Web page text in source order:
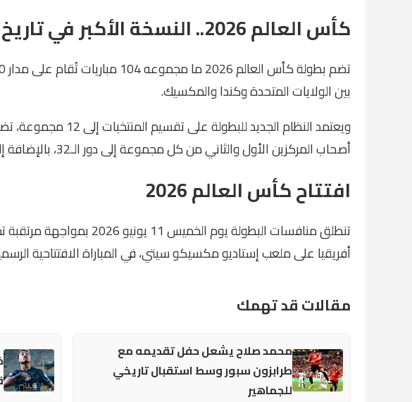
كأس العالم 2026.. النسخة الأكبر في تاريخ المونديال
بين الولايات المتحدة وكندا والمكسيك.
ويعتمد النظام الجديد
أصحاب المركزين الأول والثاني من كل مجموعة إلى دور الـ32، بالإضافة إلى أفضل 8 منتخبات تحتل المركز الثالث.
افتتاح كأس العالم 2026
تنطلق منافسات البطولة يوم
أفريقيا على ملعب إستاديو مكسيكو سيتي، في المباراة الافتتاحية
مقالات قد تهمك
محمد صلاح يشعل حفل تقديمه مع
طرابزون سبور وسط استقبال تاريخي
للجماهير